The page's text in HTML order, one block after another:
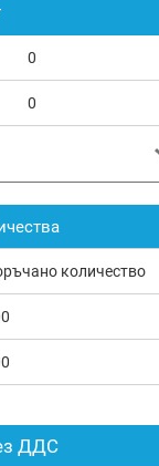
ДДС
0
0
количество